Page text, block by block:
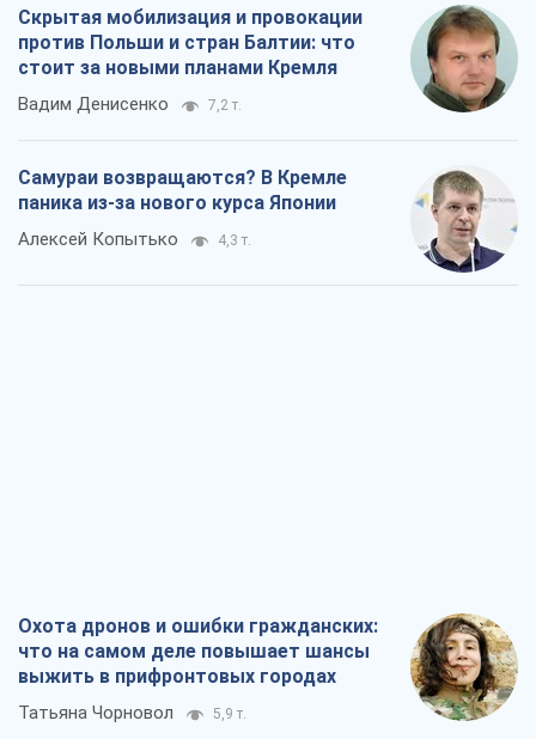
Скрытая мобилизация и провокации
против Польши и стран Балтии: что
стоит за новыми планами Кремля
Вадим Денисенко 7,2 т.
Самураи возвращаются? В Кремле
паника из-за нового курса Японии
Алексей Копытько 4,3 т.
Охота дронов и ошибки гражданских:
что на самом деле повышает шансы
выжить в прифронтовых городах
Татьяна Чорновол 5,9 т.